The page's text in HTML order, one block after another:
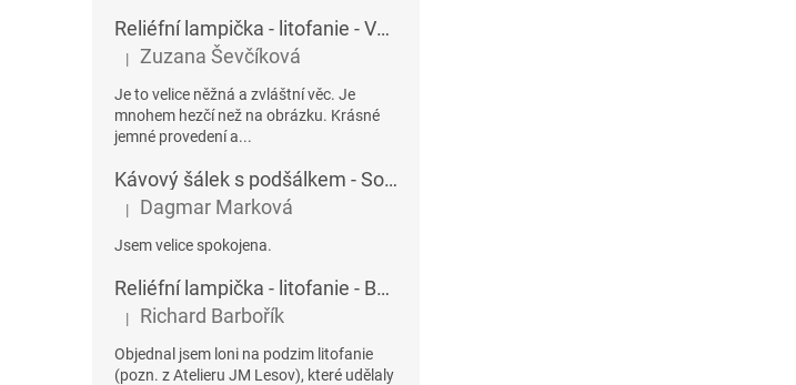
Reliéfní lampička - litofanie - Vážky
Hodnocení produktu je 5 z 5 hvězdiček.
| Zuzana Ševčíková
Je to velice něžná a zvláštní věc. Je
mnohem hezčí než na obrázku. Krásné
jemné provedení a...
Kávový šálek s podšálkem - Sophia 432AU
Hodnocení produktu je 5 z 5 hvězdiček.
| Dagmar Marková
Jsem velice spokojena.
Reliéfní lampička - litofanie - Betlém
Hodnocení produktu je 5 z 5 hvězdiček.
| Richard Barbořík
Objednal jsem loni na podzim litofanie
(pozn. z Atelieru JM Lesov), které udělaly